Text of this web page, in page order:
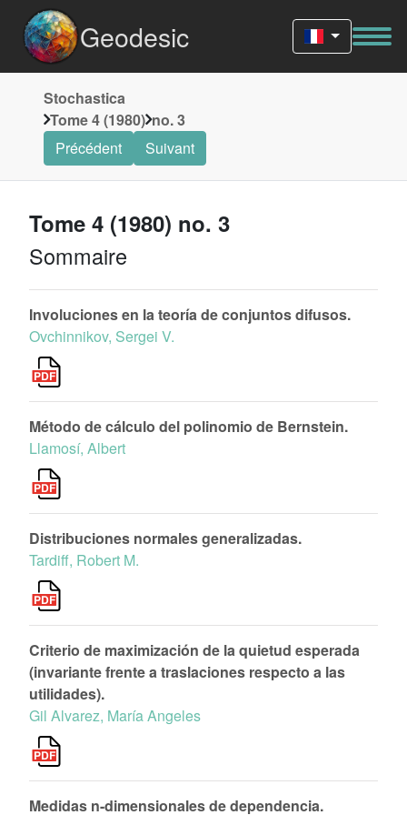
Geodesic
Stochastica
Tome 4 (1980) no. 3
Précédent
Suivant
Tome 4 (1980) no. 3
Sommaire
Involuciones en la teoría de conjuntos difusos.
Ovchinnikov, Sergei V.
Método de cálculo del polinomio de Bernstein.
Llamosí, Albert
Distribuciones normales generalizadas.
Tardiff, Robert M.
Criterio de maximización de la quietud esperada
(invariante frente a traslaciones respecto a las
utilidades).
Gil Alvarez, María Angeles
Medidas n-dimensionales de dependencia.